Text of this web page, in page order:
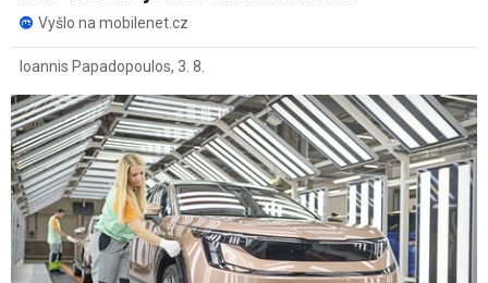
Vyšlo na mobilenet.cz
Ioannis Papadopoulos, 3. 8.